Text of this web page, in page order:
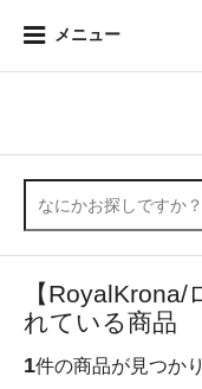
メニュー
【
れている商品
1件の商品が見つか